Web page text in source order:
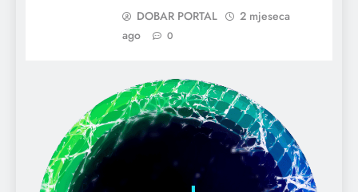
DOBAR PORTAL
2 mjeseca
ago
0